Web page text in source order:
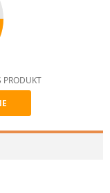
PRODUKT